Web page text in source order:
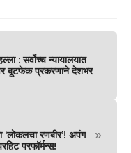
: सर्वोच्च न्यायालयात
बूटफेक प्रकरणाने देशभर
‘लोकलचा रणबीर’! अपंग
परफॉर्मन्स!
»